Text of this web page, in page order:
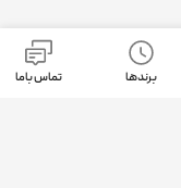
برندها تماس باما